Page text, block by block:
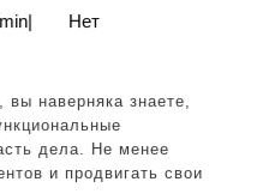
admin
|
Нет
дела. Не менее
и продвигать свои